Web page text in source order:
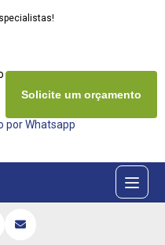
agora mesmo
por Whatsapp
Solicite um orçamento